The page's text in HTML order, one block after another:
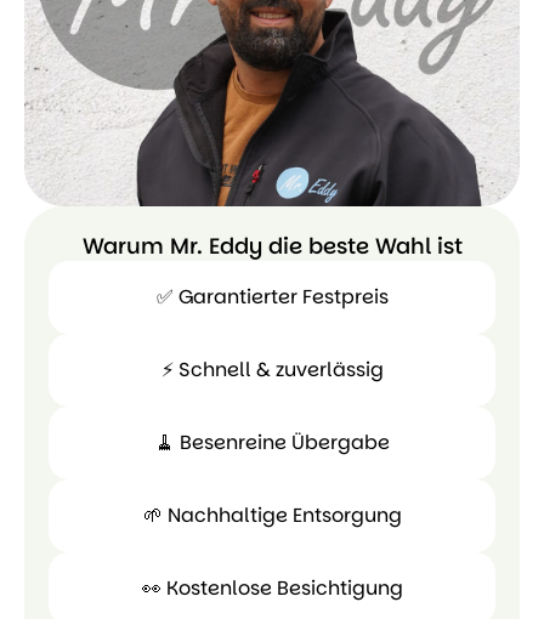
Warum Mr. Eddy die beste Wahl ist
✅ Garantierter Festpreis
⚡ Schnell & zuverlässig
zuverlässig
🧹 Besenreine Übergabe
Übergabe
🌱 Nachhaltige Entsorgung
👀 Kostenlose Besichtigung